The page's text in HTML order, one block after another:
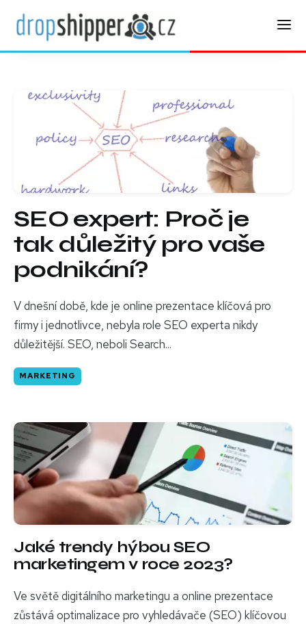
SEO expert: Proč je
tak důležitý pro vaše
podnikání?
V dnešní době, kde je online prezentace klíčová pro
firmy i jednotlivce, nebyla role SEO experta nikdy
důležitější. SEO, neboli Search...
MARKETING
Jaké trendy hýbou SEO
marketingem v roce 2023?
Ve světě digitálního marketingu a online prezentace
zůstává optimalizace pro vyhledávače (SEO) klíčovou